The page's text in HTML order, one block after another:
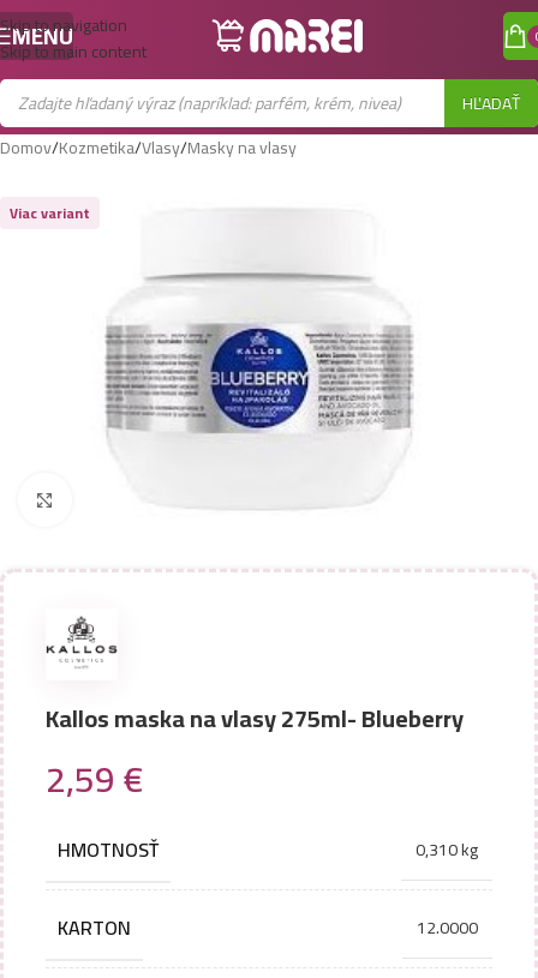
Skip to navigation
Skip to main content
MENU
HĽADAŤ
Domov/Kozmetika/Vlasy/Masky na vlasy
Viac variant
Kallos maska na vlasy 275ml- Blueberry
2,59€
HMOTNOSŤ 0,310 kg
KARTON 12.0000